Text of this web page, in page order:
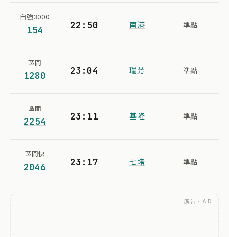
自強3000
154 22:50 南港 準點
區間
1280 23:04 瑞芳 準點
區間
2254 23:11 基隆 準點
區間快
2046 23:17 七堵 準點
廣告 · AD